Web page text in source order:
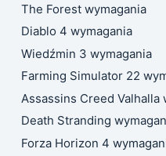
The Forest wymagania
Diablo 4 wymagania
Wiedźmin 3 wymagania
Farming Simulator 22
Assassins Creed Valhalla
Death Stranding
Forza Horizon 4